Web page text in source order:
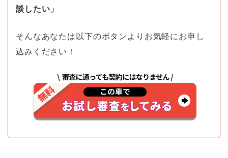
談したい」
そんなあなたは以下のボタンよりお気軽にお申し
込みください！